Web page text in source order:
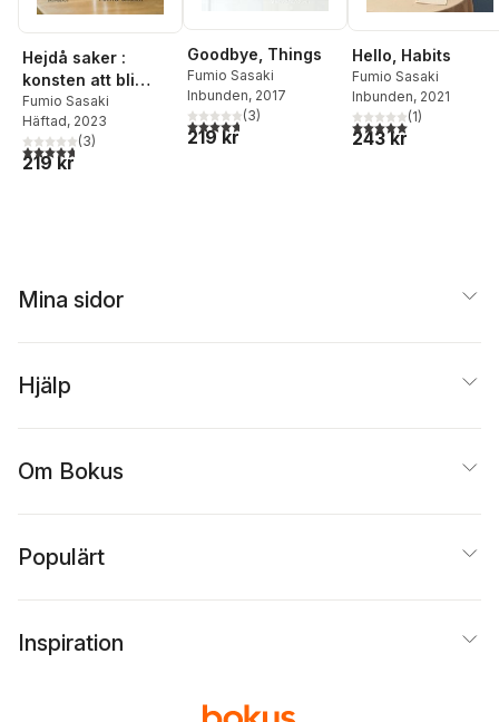
Hejdå saker :
konsten att bli
lyckligare genom
minimalism
Fumio Sasaki
Häftad, 2023
4,7utav 5 stjärnor. Totalt antal röster:
(3)
219 kr
Goodbye, Things
Fumio Sasaki
Inbunden, 2017
4,7utav 5 stjärnor. Totalt antal röster:
(3)
219 kr
Hello, Habits
Fumio Sasaki
Inbunden, 2021
5,0utav 5 stjärnor.
(1)
243 kr
Mina sidor
Hjälp
Om Bokus
Populärt
Inspiration